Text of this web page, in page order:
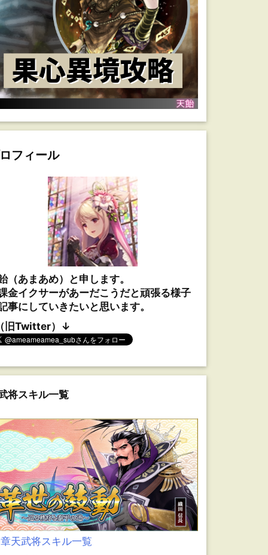
フィール
（あまあめ）と申します。
金イクサーがあーだこうだと頑張る様子
事にしていきたいと思います。
旧Twitter）↓
将スキル一覧
天武将スキル一覧